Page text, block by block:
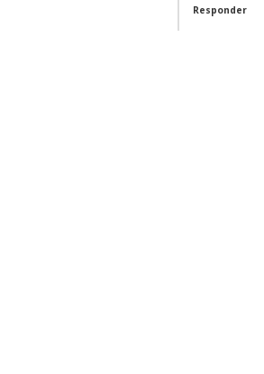
Responder